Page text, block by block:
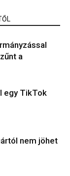
a
egy TikTok
nem jöhet